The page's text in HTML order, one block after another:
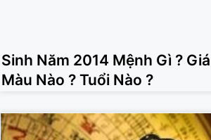
Sinh Năm 2014 Mệnh Gì ?
Màu Nào ? Tuổi Nào ?